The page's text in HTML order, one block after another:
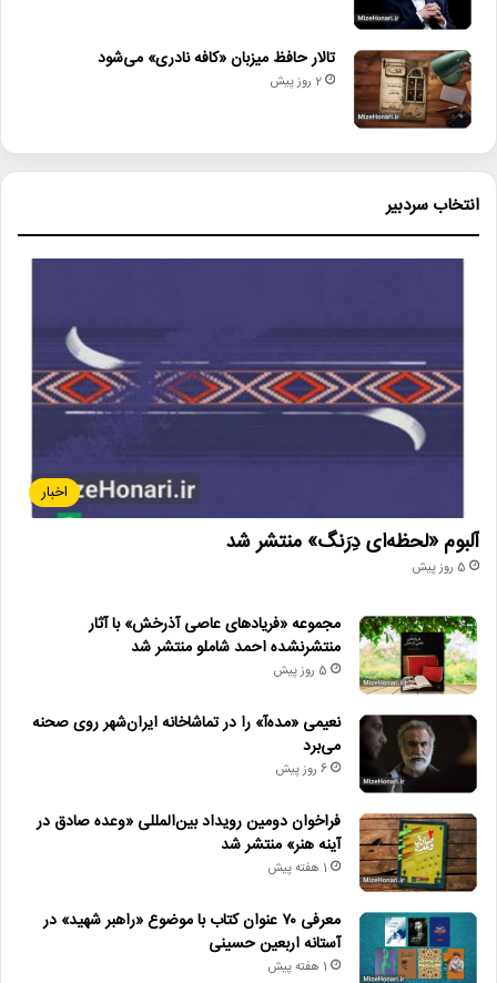
تالار حافظ میزبان «کافه نادری» می‌شود
2 روز پیش
انتخاب سردبیر
اخبار
آلبوم «لحظه‌ای دِرَنگ» منتشر شد
5 روز پیش
مجموعه «فریادهای عاصی آذرخش» با آثار
منتشرنشده احمد شاملو منتشر شد
5 روز پیش
نعیمی «مده‌آ» را در تماشاخانه ایران‌شهر روی صحنه
می‌برد
6 روز پیش
فراخوان دومین رویداد بین‌المللی «وعده صادق در
آینه هنر» منتشر شد
1 هفته پیش
معرفی ۷۰ عنوان کتاب با موضوع «راهبر شهید» در
آستانه اربعین حسینی
1 هفته پیش